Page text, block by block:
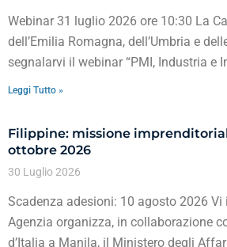
Webinar 31 luglio 2026 ore 10:30 La
dell’Emilia Romagna, dell’Umbria e
segnalarvi il webinar “PMI, Industria e
Leggi Tutto »
Filippine: missione
ottobre 2026
30 Luglio 2026
Scadenza adesioni: 10 agosto 2026 Vi
Agenzia organizza, in collaborazione
d’Italia a Manila, il Ministero degli